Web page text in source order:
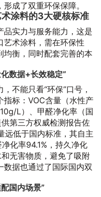
成了双重环保保障。
涂料的3大硬核标准
品实力与服务能力，这是
艺术涂料，需在环保性
均衡，同时配套完善的本
数据+长效稳定”
不能只看“环保”口号，
指标：VOC含量（水性产
L）、甲醛净化率（国
第三方权威检测报告佐
远低于国内标准，其自主
化率94.1%，持久净化
无害物质，避免了吸附
据也通过了国际国内双
国内场景”